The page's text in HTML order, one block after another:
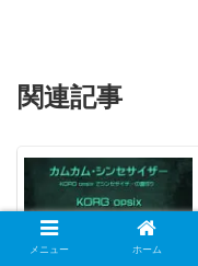
関連記事
メニュー ホーム